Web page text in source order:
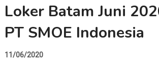
Loker Batam Juni
PT SMOE Indonesia
11/06/2020